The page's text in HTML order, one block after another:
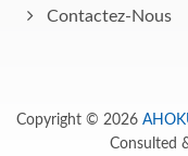
Contactez-Nous
Copyright © 2026
Consulted